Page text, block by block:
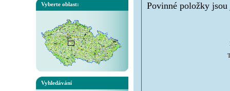
Vyberte oblast:
Vyhledávání
Povinné položky